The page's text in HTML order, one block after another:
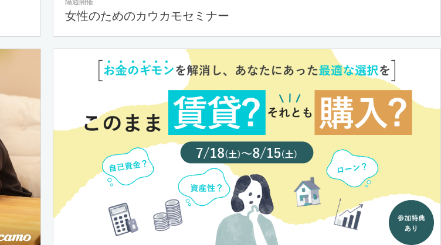
女性のためのカウカモセミナー